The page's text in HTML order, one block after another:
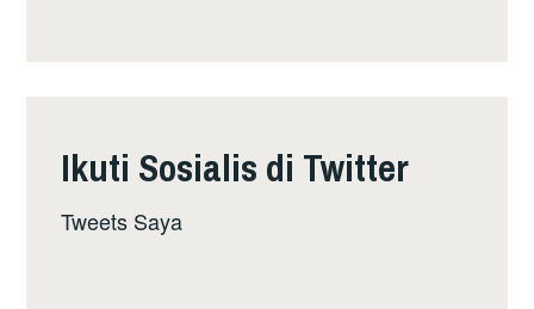
Ikuti Sosialis di Twitter
Tweets Saya